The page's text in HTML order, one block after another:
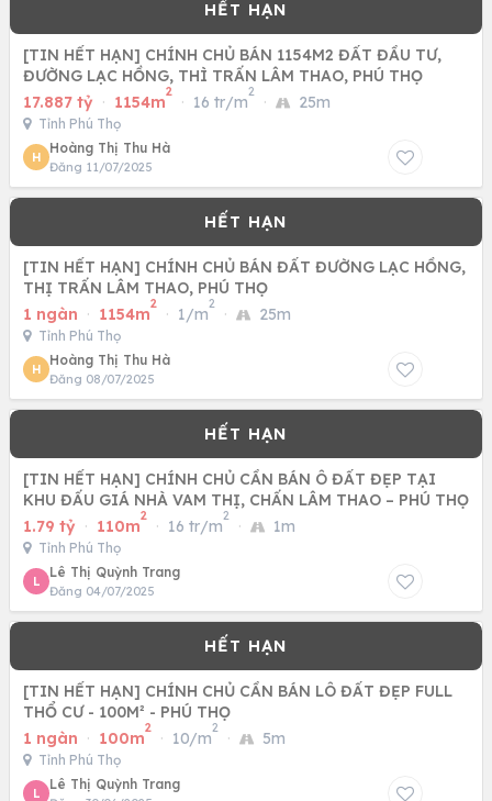
[TIN HẾT HẠN] CHÍNH CHỦ BÁN 1154M2 ĐẤT ĐẦU TƯ,
ĐƯỜNG LẠC HỒNG, THÌ TRẤN LÂM THAO, PHÚ THỌ
17.887 tỷ · 1154m
2
· 16 tr/m
2
· 25m
Tỉnh Phú Thọ
H
Hoàng Thị Thu Hà
Đăng 11/07/2025
[TIN HẾT HẠN] CHÍNH CHỦ BÁN ĐẤT ĐƯỜNG LẠC HỒNG,
THỊ TRẤN LÂM THAO, PHÚ THỌ
1 ngàn · 1154m
2
· 1/m
2
· 25m
Tỉnh Phú Thọ
H
Hoàng Thị Thu Hà
Đăng 08/07/2025
[TIN HẾT HẠN] CHÍNH CHỦ CẦN BÁN Ô ĐẤT ĐẸP TẠI
KHU ĐẤU GIÁ NHÀ VAM THỊ, CHẤN LÂM THAO – PHÚ THỌ
1.79 tỷ · 110m
2
· 16 tr/m
2
· 1m
Tỉnh Phú Thọ
L
Lê Thị Quỳnh Trang
Đăng 04/07/2025
[TIN HẾT HẠN] CHÍNH CHỦ CẦN BÁN LÔ ĐẤT ĐẸP FULL
THỔ CƯ - 100M² - PHÚ THỌ
1 ngàn · 100m
2
· 10/m
2
· 5m
Tỉnh Phú Thọ
L
Lê Thị Quỳnh Trang